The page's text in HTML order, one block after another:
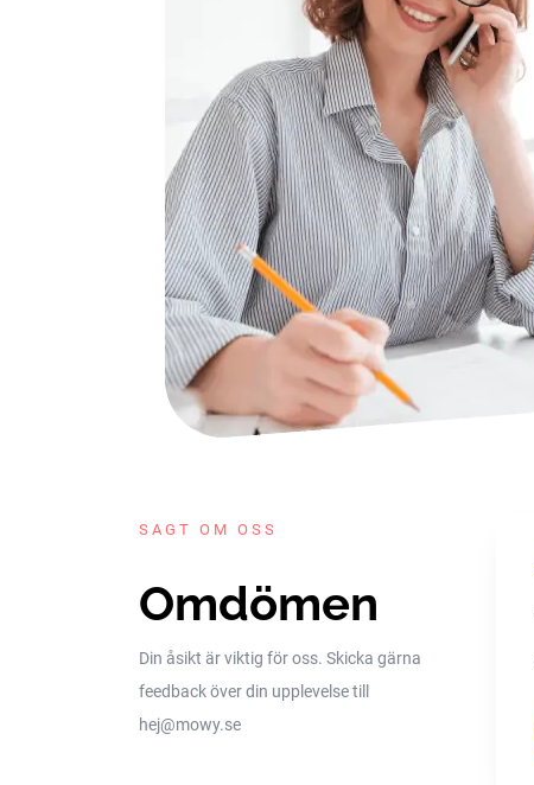
SAGT OM OSS
Omdömen
Din åsikt är viktig för oss. Skicka gärna
feedback över din upplevelse till
hej@mowy.se